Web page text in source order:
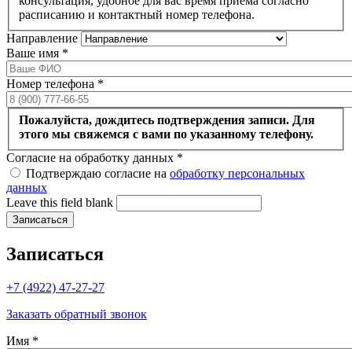
расписанию и контактный номер телефона.
Направление
Ваше имя *
Номер телефона *
Пожалуйста, дождитесь подтверждения записи. Для
этого мы свяжемся с вами по указанному телефону.
Согласие на обработку данных *
Подтверждаю согласие на обработку персональных
данных
Leave this field blank
Записаться
+7 (4922) 47-27-27
Заказать обратный звонок
Имя *